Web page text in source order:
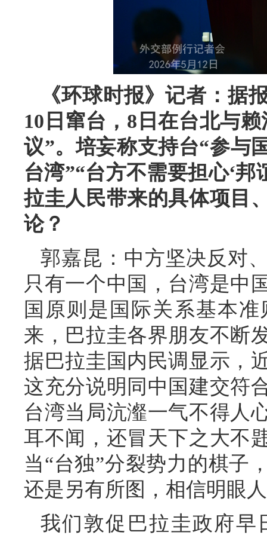
《环球时报》记者：据
10日窜台，8日在台北与
议”。培妄称支持台“参与
台湾”“台方不需要担心‘
拉圭人民带来的具体项目
论？
郭嘉昆：中方坚决反对
只有一个中国，台湾是中
国原则是国际关系基本
来，巴拉圭各界朋友不断
据巴拉圭国内民调显示，
这充分说明同中国建交符
台湾当局沆瀣一气不得人
耳不闻，还冒天下之大不
当“台独”分裂势力的棋子
还是另有所图，相信明眼
我们敦促巴拉圭政府早